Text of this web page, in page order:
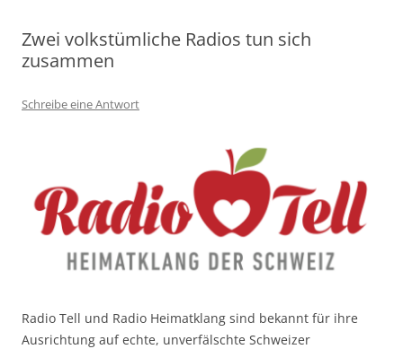
Zwei volkstümliche Radios tun sich
zusammen
Schreibe eine Antwort
Radio Tell und Radio Heimatklang sind bekannt für ihre
Ausrichtung auf echte, unverfälschte Schweizer